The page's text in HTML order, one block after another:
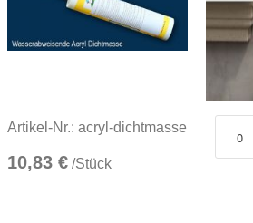
Artikel-Nr.: acryl-dichtmasse
10,83 € /Stück